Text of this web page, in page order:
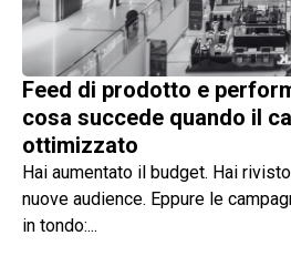
Feed di prodotto e
cosa succede quando il
ottimizzato
Hai aumentato il budget. Hai
nuove audience. Eppure le
in tondo:...